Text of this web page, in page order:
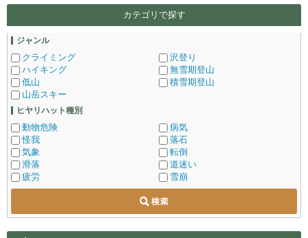
カテゴリで探す
ジャンル
クライミング
ハイキング
低山
山岳スキー
沢登り
無雪期登山
積雪期登山
ヒヤリハット種別
動物危険
怪我
気象
滑落
疲労
病気
落石
転倒
道迷い
雪崩